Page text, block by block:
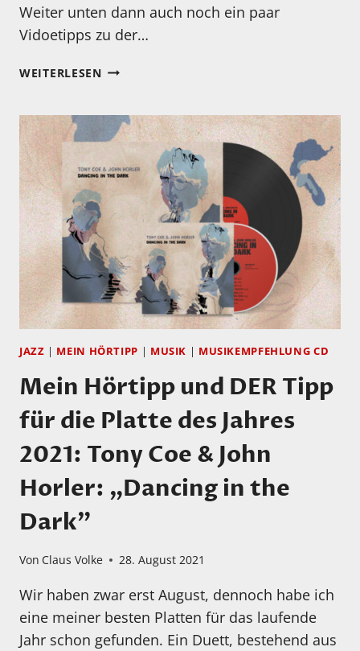
Weiter unten dann auch noch ein paar
Vidoetipps zu der…
WEITERLESENHERZLICHEN
SCHNEIDER!
JAZZ | MEIN HÖRTIPP | MUSIK | MUSIKEMPFEHLUNG CD
Mein Hörtipp und DER Tipp
für die Platte des Jahres
2021: Tony Coe & John
Horler: „Dancing in the
Dark”
Von Claus Volke 28. August 2021
Wir haben zwar erst August, dennoch habe ich
eine meiner besten Platten für das laufende
Jahr schon gefunden. Ein Duett, bestehend aus